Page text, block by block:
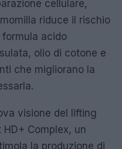
cellulare,
riduce il rischio
acido
olio di cotone e
che migliorano la
visione del lifting
Complex, un
la produzione di